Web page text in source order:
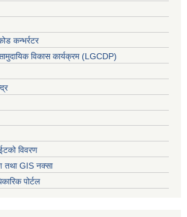
कन्भर्रटर
विकास कार्यक्रम (LGCDP)
विवरण
तथा GIS नक्सा
पोर्टल